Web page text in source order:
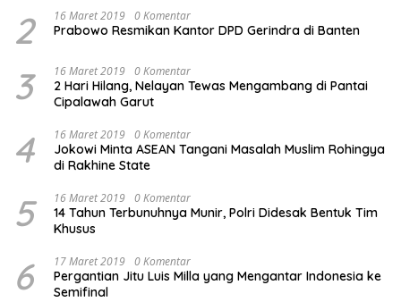
2 16 Maret 2019 0 Komentar
Prabowo Resmikan Kantor DPD Gerindra di Banten
3 16 Maret 2019 0 Komentar
2 Hari Hilang, Nelayan Tewas Mengambang di Pantai
Cipalawah Garut
4 16 Maret 2019 0 Komentar
Jokowi Minta ASEAN Tangani Masalah Muslim Rohingya
di Rakhine State
5 16 Maret 2019 0 Komentar
14 Tahun Terbunuhnya Munir, Polri Didesak Bentuk Tim
Khusus
6 17 Maret 2019 0 Komentar
Pergantian Jitu Luis Milla yang Mengantar Indonesia ke
Semifinal